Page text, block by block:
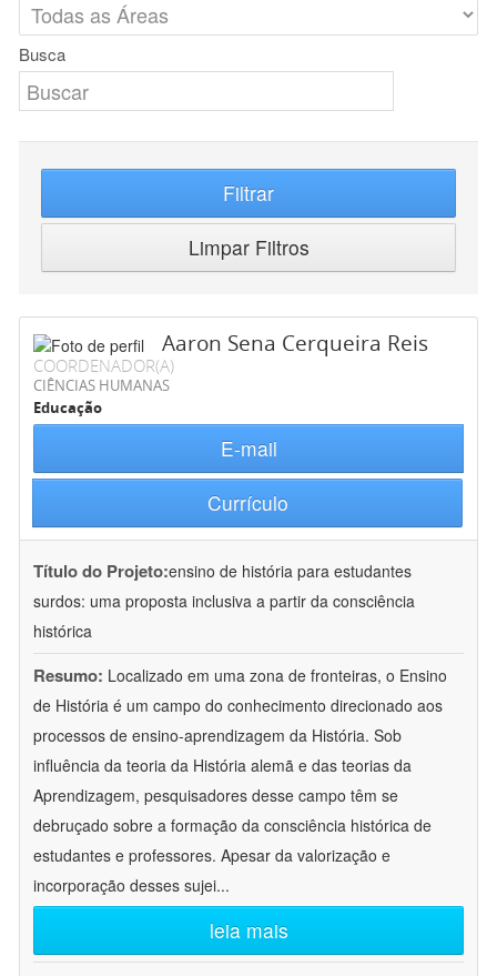
Busca
Filtrar
Limpar Filtros
Aaron Sena Cerqueira Reis
COORDENADOR(A)
CIÊNCIAS HUMANAS
Educação
E-mail
Currículo
Título do Projeto:ensino de história para estudantes
surdos: uma proposta inclusiva a partir da consciência
histórica
Resumo: Localizado em uma zona de fronteiras, o Ensino
de História é um campo do conhecimento direcionado aos
processos de ensino-aprendizagem da História. Sob
influência da teoria da História alemã e das teorias da
Aprendizagem, pesquisadores desse campo têm se
debruçado sobre a formação da consciência histórica de
estudantes e professores. Apesar da valorização e
incorporação desses sujei...
leia mais